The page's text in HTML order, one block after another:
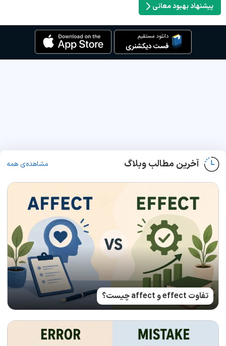
پیشنهاد بهبود معانی
آخرین مطالب وبلاگ مشاهده‌ی همه
تفاوت effect و affect چیست؟